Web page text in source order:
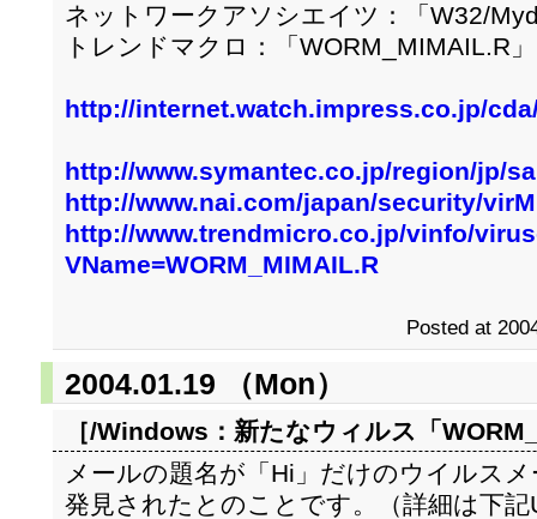
ネットワークアソシエイツ：「W32/
トレンドマクロ：「WORM_MIMAIL.R」
http://internet.watch.impress.co.jp/
http://www.symantec.co.jp/region/jp/
http://www.nai.com/japan/security/
http://www.trendmicro.co.jp/vinfo/
VName=WORM_MIMAIL.R
Posted at
2004.01.19 （Mon）
［/Windows： 新たなウィルス「
メールの題名が「Hi」だけのウイルス
発見されたとのことです。（詳細は下記